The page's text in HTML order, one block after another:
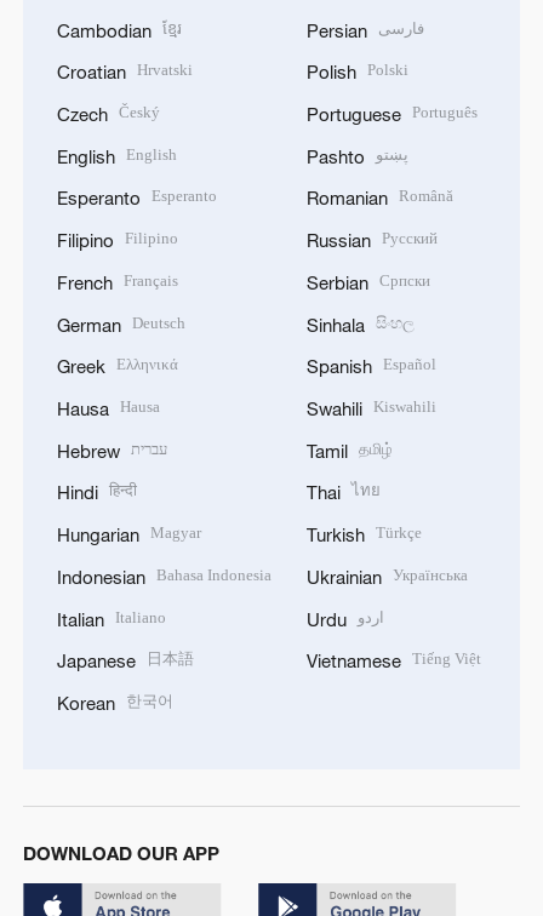
Cambodian ខ្មែរ
Croatian Hrvatski
Czech Český
English English
Esperanto Esperanto
Filipino Filipino
French Français
German Deutsch
Greek Ελληνικά
Hausa Hausa
Hebrew עברית
Hindi हिन्दी
Hungarian Magyar
Indonesian Bahasa Indonesia
Italian Italiano
Japanese 日本語
Korean 한국어
Persian فارسی
Polish Polski
Portuguese Português
Pashto پښتو
Romanian Română
Russian Русский
Serbian Српски
Sinhala සිංහල
Spanish Español
Swahili Kiswahili
Tamil தமிழ்
Thai ไทย
Turkish Türkçe
Ukrainian Українська
Urdu اردو
Vietnamese Tiếng Việt
DOWNLOAD OUR APP